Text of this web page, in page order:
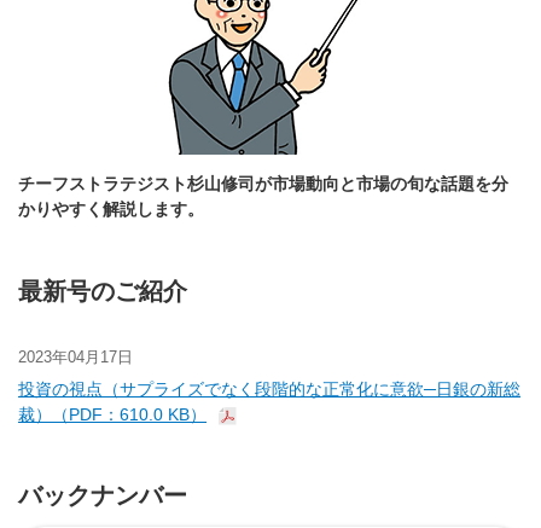
チーフストラテジスト杉山修司が市場動向と市場の旬な話題を分
かりやすく解説します。
最新号のご紹介
2023年04月17日
投資の視点（サプライズでなく段階的な正常化に意欲─日銀の新総
裁）（PDF：610.0 KB）
バックナンバー